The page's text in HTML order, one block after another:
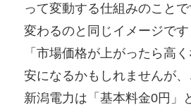
って変動する仕組みのこと
変わるのと同じイメージです
「市場価格が上がったら高
安になるかもしれませんが、
新潟電力は「基本料金0円」